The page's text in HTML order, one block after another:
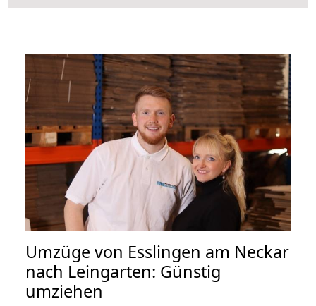
Umzüge von Esslingen am Neckar
nach Leingarten: Günstig
umziehen